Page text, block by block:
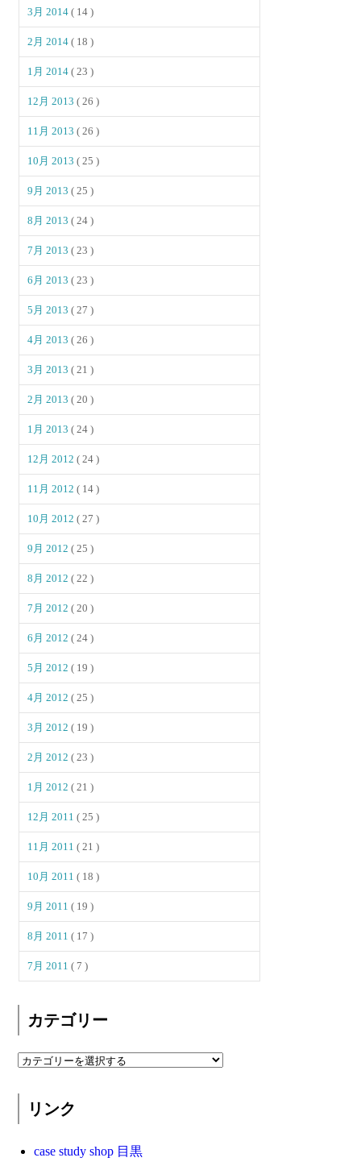
3月 2014( 14 )
2月 2014( 18 )
1月 2014( 23 )
12月 2013( 26 )
11月 2013( 26 )
10月 2013( 25 )
9月 2013( 25 )
8月 2013( 24 )
7月 2013( 23 )
6月 2013( 23 )
5月 2013( 27 )
4月 2013( 26 )
3月 2013( 21 )
2月 2013( 20 )
1月 2013( 24 )
12月 2012( 24 )
11月 2012( 14 )
10月 2012( 27 )
9月 2012( 25 )
8月 2012( 22 )
7月 2012( 20 )
6月 2012( 24 )
5月 2012( 19 )
4月 2012( 25 )
3月 2012( 19 )
2月 2012( 23 )
1月 2012( 21 )
12月 2011( 25 )
11月 2011( 21 )
10月 2011( 18 )
9月 2011( 19 )
8月 2011( 17 )
7月 2011( 7 )
カテゴリー
リンク
case study shop 目黒